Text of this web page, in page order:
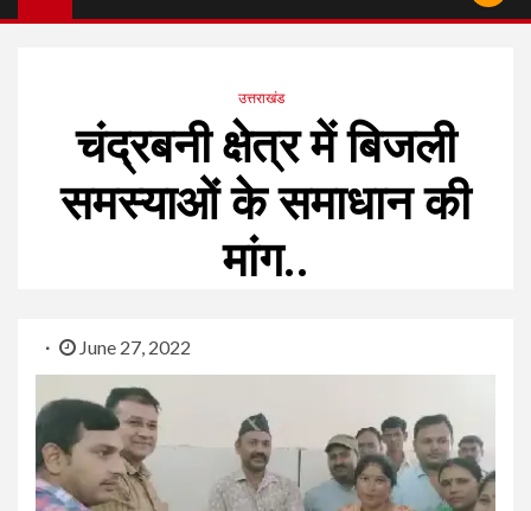
उत्तराखंड
चंद्रबनी क्षेत्र में बिजली
समस्याओं के समाधान की
मांग..
June 27, 2022